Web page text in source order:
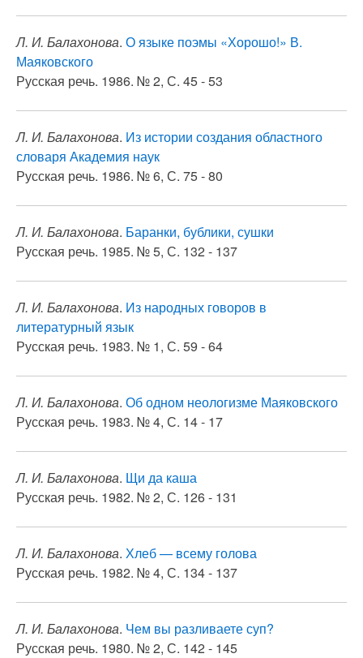
Л. И. Балахонова. О языке поэмы «Хорошо!» В.
Маяковского
Русская речь. 1986. № 2, С. 45 - 53
Л. И. Балахонова. Из истории создания областного
словаря Академия наук
Русская речь. 1986. № 6, С. 75 - 80
Л. И. Балахонова. Баранки, бублики, сушки
Русская речь. 1985. № 5, С. 132 - 137
Л. И. Балахонова. Из народных говоров в
литературный язык
Русская речь. 1983. № 1, С. 59 - 64
Л. И. Балахонова. Об одном неологизме Маяковского
Русская речь. 1983. № 4, С. 14 - 17
Л. И. Балахонова. Щи да каша
Русская речь. 1982. № 2, С. 126 - 131
Л. И. Балахонова. Хлеб — всему голова
Русская речь. 1982. № 4, С. 134 - 137
Л. И. Балахонова. Чем вы разливаете суп?
Русская речь. 1980. № 2, С. 142 - 145